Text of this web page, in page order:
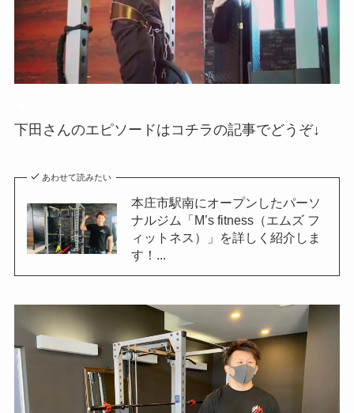
下田さんのエピソードはコチラの記事でどうぞ↓
あわせて読みたい
本庄市駅南にオープンしたパーソ
ナルジム「M’s fitness（エムズ フ
ィットネス）」を詳しく紹介しま
す！...